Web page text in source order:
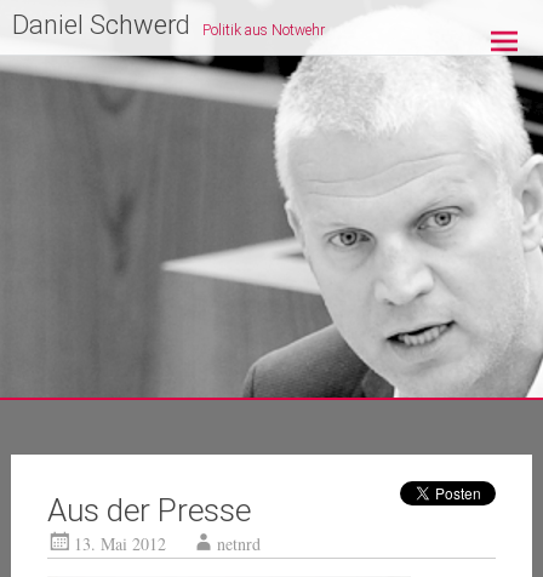
Zum
Inhalt
springen
Daniel Schwerd Politik aus Notwehr
Aus der Presse
13. Mai 2012 netnrd